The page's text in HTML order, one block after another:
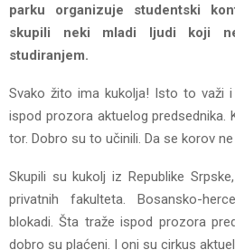
parku organizuje studentski
skupili neki mladi ljudi koji
studiranjem.
Svako žito ima kukolja! Isto to važi
ispod prozora aktuelog predsednika.
tor. Dobro su to učinili. Da se korov
Skupili su kukolj iz Republike
privatnih fakulteta. Bosansko-
blokadi. Šta traže ispod prozora
dobro su plaćeni. I oni su cirkus